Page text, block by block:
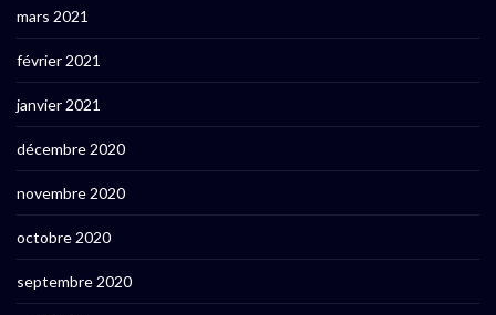
mars 2021
février 2021
janvier 2021
décembre 2020
novembre 2020
octobre 2020
septembre 2020